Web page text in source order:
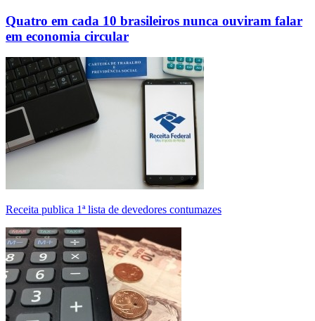
Quatro em cada 10 brasileiros nunca ouviram falar
em economia circular
Receita publica 1ª lista de devedores contumazes